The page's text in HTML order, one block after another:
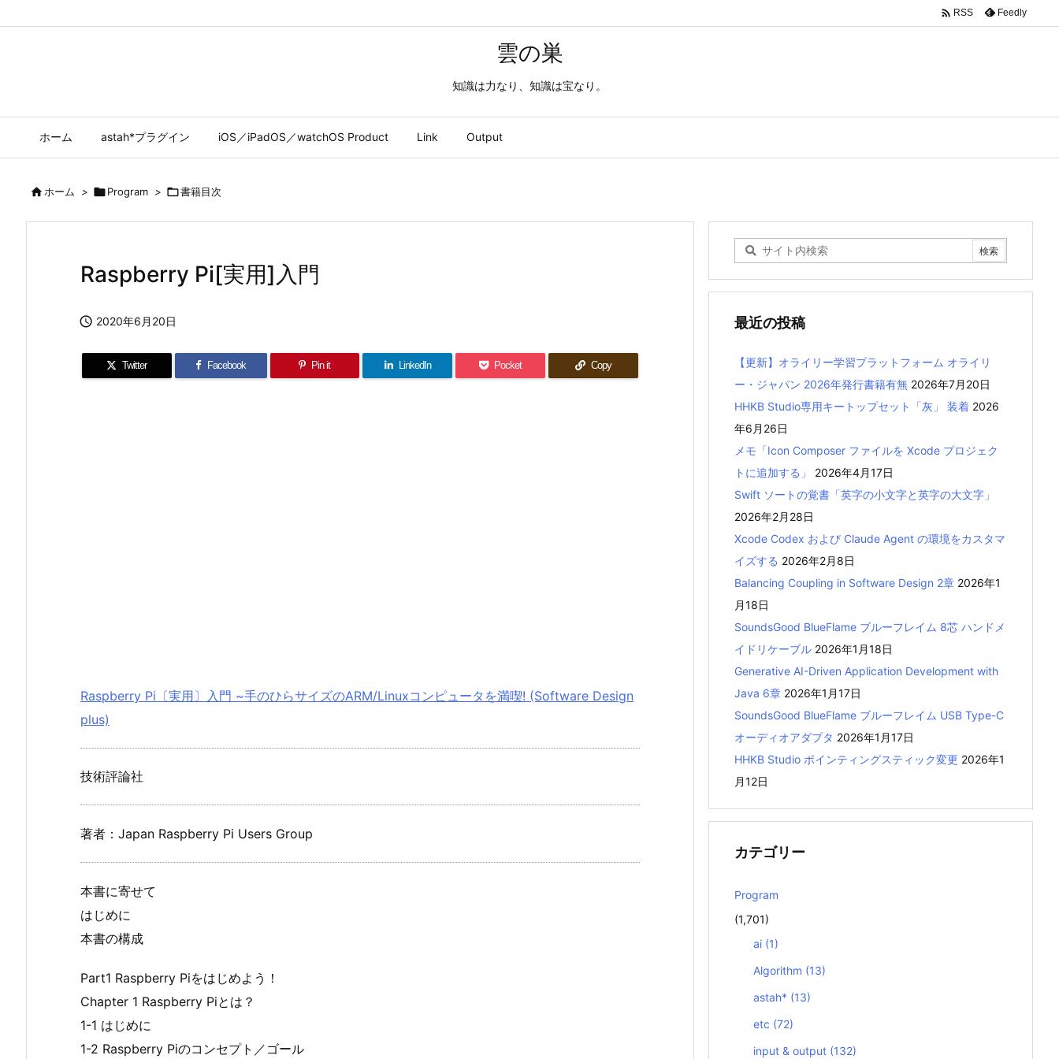
雲の巣
知識は力なり、知識は宝なり。
ホーム astah*プラグイン iOS／iPadOS／watchOS Product Link Output
 RSS Feedly
ホーム > Program > 書籍目次
Raspberry Pi[実用]入門
 2020年6月20日
Twitter Facebook Pin it LinkedIn Pocket Copy
Raspberry Pi〔実用〕入門 ~手のひらサイズのARM/Linuxコンピュータを満喫! (Software Design
plus)
技術評論社
著者：Japan Raspberry Pi Users Group
本書に寄せて
はじめに
本書の構成
Part1 Raspberry Piをはじめよう！
Chapter 1 Raspberry Piとは？
1-1 はじめに
1-2 Raspberry Piのコンセプト／ゴール
最近の投稿
【更新】オライリー学習プラットフォーム オライリ
ー・ジャパン 2026年発行書籍有無 2026年7月20日
HHKB Studio専用キートップセット「灰」 装着 2026
年6月26日
メモ「Icon Composer ファイルを Xcode プロジェク
トに追加する」
2026年4月17日
Swift ソートの覚書「英字の小文字と英字の大文字」
2026年2月28日
Xcode Codex および Claude Agent の環境をカスタマ
イズする 2026年2月8日
Balancing Coupling in Software Design 2章 2026年1
月18日
SoundsGood BlueFlame ブルーフレイム 8芯 ハンドメ
イドリケーブル 2026年1月18日
Generative AI-Driven Application Development with
Java 6章 2026年1月17日
SoundsGood BlueFlame ブルーフレイム USB Type-C
オーディオアダプタ 2026年1月17日
HHKB Studio ポインティングスティック変更 2026年1
月12日
カテゴリー
Program
(1,701)
ai (1)
Algorithm (13)
astah* (13)
etc (72)
input & output (132)